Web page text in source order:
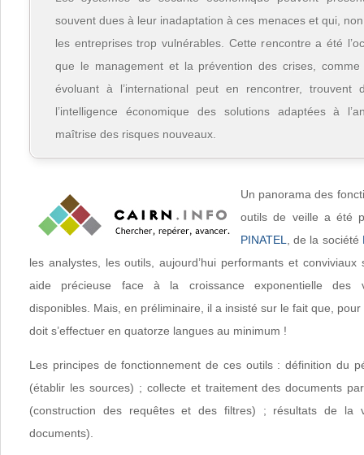
souvent dues à leur inadaptation à ces menaces et qui,
les entreprises trop vulnérables. Cette rencontre a été
que le management et la prévention des crises, comme
évoluant à l’international peut en rencontrer, trouvent
l’intelligence économique des solutions adaptées à
maîtrise des risques nouveaux.
Un panorama des
outils de veille a été
PINATEL
, de la société
les analystes, les outils, aujourd’hui performants et
aide précieuse face à la croissance exponentielle des
disponibles. Mais, en préliminaire, il a insisté sur le fait que,
doit s’effectuer en quatorze langues au minimum !
Les principes de fonctionnement de ces outils : définition du
(établir les sources) ; collecte et traitement des documents
(construction des requêtes et des filtres) ; résultats de la
documents).